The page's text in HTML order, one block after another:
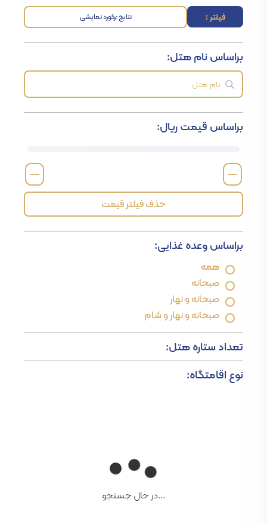
فیلتر : نتایج :رکورد نمایشی
براساس نام هتل:
براساس قیمت ریال:
—
—
حذف فیلتر قیمت
براساس وعده غذایی:
همه
صبحانه
صبحانه و نهار
صبحانه و نهار و شام
تعداد ستاره هتل:
نوع اقامتگاه:
...در حال جستجو